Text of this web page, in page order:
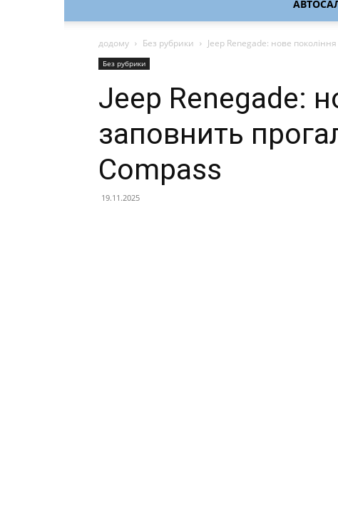
додому Без рубрики Jeep Renegade: нове
Без рубрики
Jeep Renegade:
заповнить
Compass
19.11.2025